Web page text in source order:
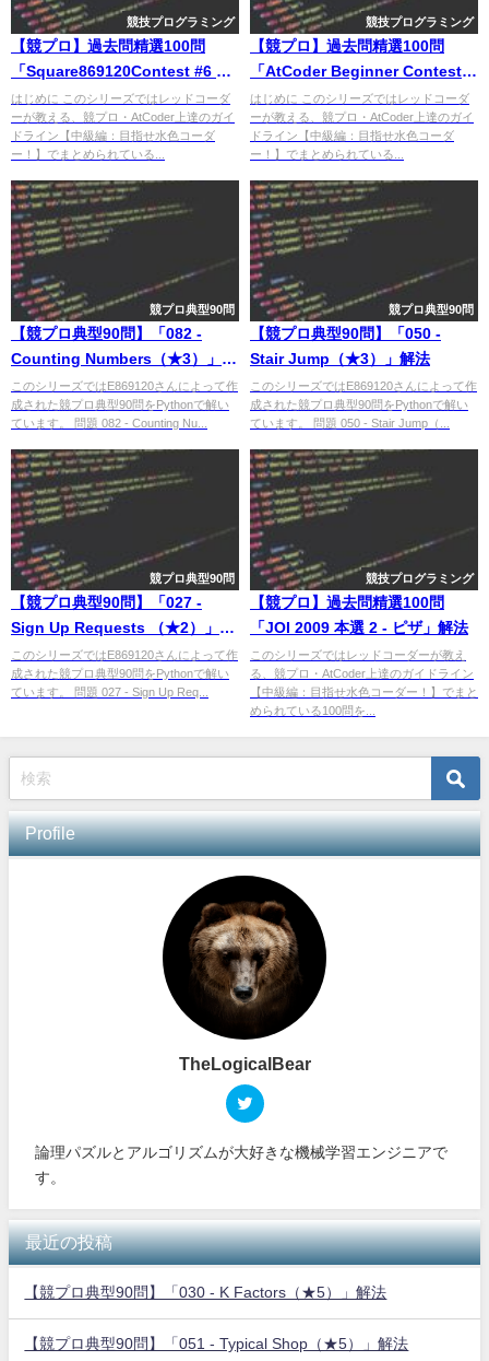
競技プログラミング
【競プロ】過去問精選100問
「Square869120Contest #6 B -
AtCoder Markets」解法
はじめに このシリーズではレッドコーダ
ーが教える、競プロ・AtCoder上達のガイ
ドライン【中級編：目指せ水色コーダ
ー！】でまとめられている...
競技プログラミング
【競プロ】過去問精選100問
「AtCoder Beginner Contest
122 B - ATCoder」解法
はじめに このシリーズではレッドコーダ
ーが教える、競プロ・AtCoder上達のガイ
ドライン【中級編：目指せ水色コーダ
ー！】でまとめられている...
競プロ典型90問
【競プロ典型90問】「082 -
Counting Numbers（★3）」解
法
このシリーズではE869120さんによって作
成された競プロ典型90問をPythonで解い
ています。 問題 082 - Counting Nu...
競プロ典型90問
【競プロ典型90問】「050 -
Stair Jump（★3）」解法
このシリーズではE869120さんによって作
成された競プロ典型90問をPythonで解い
ています。 問題 050 - Stair Jump（...
競プロ典型90問
【競プロ典型90問】「027 -
Sign Up Requests （★2）」解
法
このシリーズではE869120さんによって作
成された競プロ典型90問をPythonで解い
ています。 問題 027 - Sign Up Req...
競技プログラミング
【競プロ】過去問精選100問
「JOI 2009 本選 2 - ピザ」解法
このシリーズではレッドコーダーが教え
る、競プロ・AtCoder上達のガイドライン
【中級編：目指せ水色コーダー！】でまと
められている100問を...
Profile
TheLogicalBear
論理パズルとアルゴリズムが大好きな機械学習エンジニアで
す。
最近の投稿
【競プロ典型90問】「030 - K Factors（★5）」解法
【競プロ典型90問】「051 - Typical Shop（★5）」解法